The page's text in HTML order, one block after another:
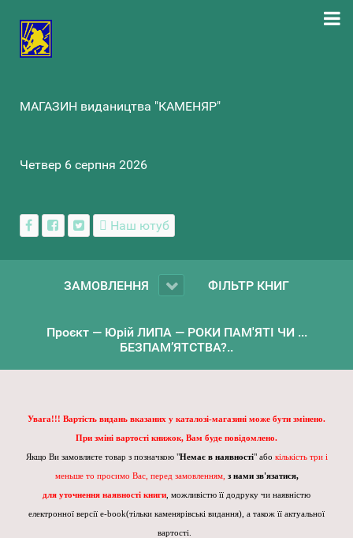
МАГАЗИН видаництва "КАМЕНЯР"
Четвер 6 серпня 2026
Наш ютуб
ЗАМОВЛЕННЯ ФІЛЬТР КНИГ
Проєкт — Юрій ЛИПА — РОКИ ПАМ'ЯТІ ЧИ ...
БЕЗПАМ’ЯТСТВА?..
Увага!!! Вартість видань вказаних у каталозі-магазині може бути змінено.
При зміні вартості книжок, Вам буде повідомлено.
Якщо Ви замовляєте товар з позначкою "Немає в наявності" або кількість три і
меньше то просимо Вас, перед замовленням, з нами зв'язатися,
для уточнення наявності книги , можливістю її додруку чи наявністю
електронної версії e-book(тільки каменярівські видання), а також її актуальної
вартості.